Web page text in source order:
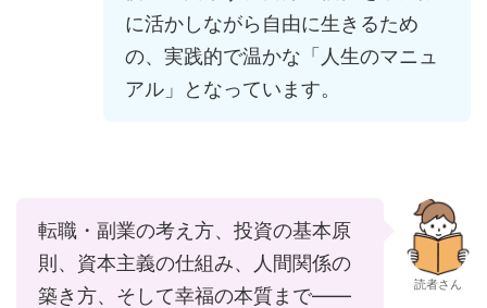
に活かしながら自由に生きるため
の、実践的で温かな「人生のマニュ
アル」となっています。
転職・副業の考え方、投資の基本原
則、資本主義の仕組み、人間関係の
築き方、そして幸福の本質まで――
読者さん